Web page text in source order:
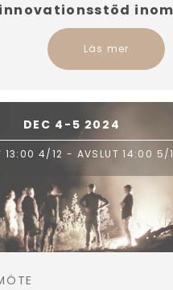
inom
Läs mer
DEC 4-5 2024
13:00 4/12 - AVSLUT 14:00 5/